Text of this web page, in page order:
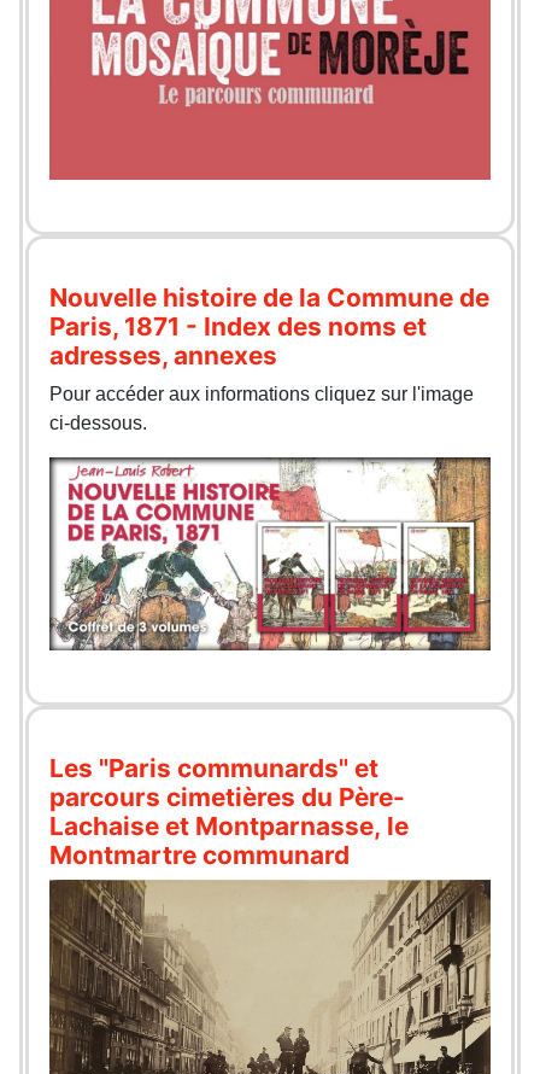
Nouvelle histoire de la Commune de
Paris, 1871 - Index des noms et
adresses, annexes
Pour accéder aux informations cliquez sur l'image
ci-dessous.
Les "Paris communards" et
parcours cimetières du Père-
Lachaise et Montparnasse, le
Montmartre communard